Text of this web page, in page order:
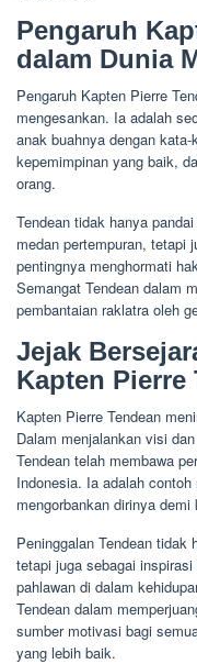
Pengaruh
dalam Dunia
Pengaruh Kapten Pierre
mengesankan. Ia adalah
anak buahnya dengan
kepemimpinan yang baik,
orang.
Tendean tidak hanya
medan pertempuran, tetapi
pentingnya menghormati
Semangat Tendean dalam
pembantaian raklatra oleh
Jejak
Kapten Pierre
Kapten Pierre Tendean
Dalam menjalankan visi
Tendean telah membawa
Indonesia. Ia adalah
mengorbankan dirinya demi
Peninggalan Tendean tidak
tetapi juga sebagai
pahlawan di dalam
Tendean dalam
sumber motivasi bagi
yang lebih baik.